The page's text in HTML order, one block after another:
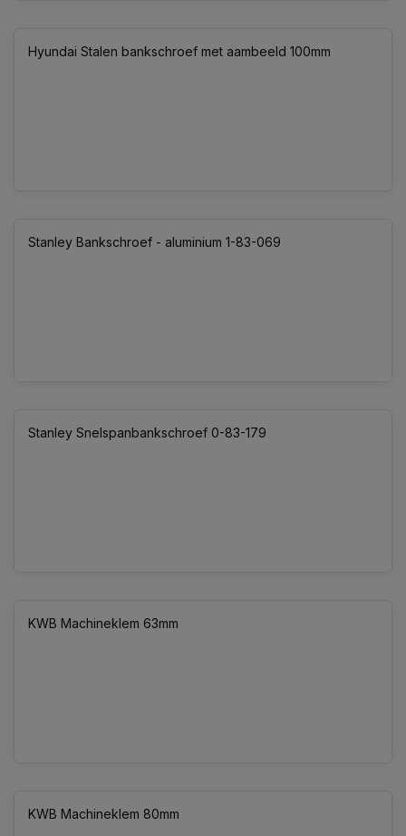
Hyundai Stalen bankschroef met aambeeld 100mm
Stanley Bankschroef - aluminium 1-83-069
Stanley Snelspanbankschroef 0-83-179
KWB Machineklem 63mm
KWB Machineklem 80mm